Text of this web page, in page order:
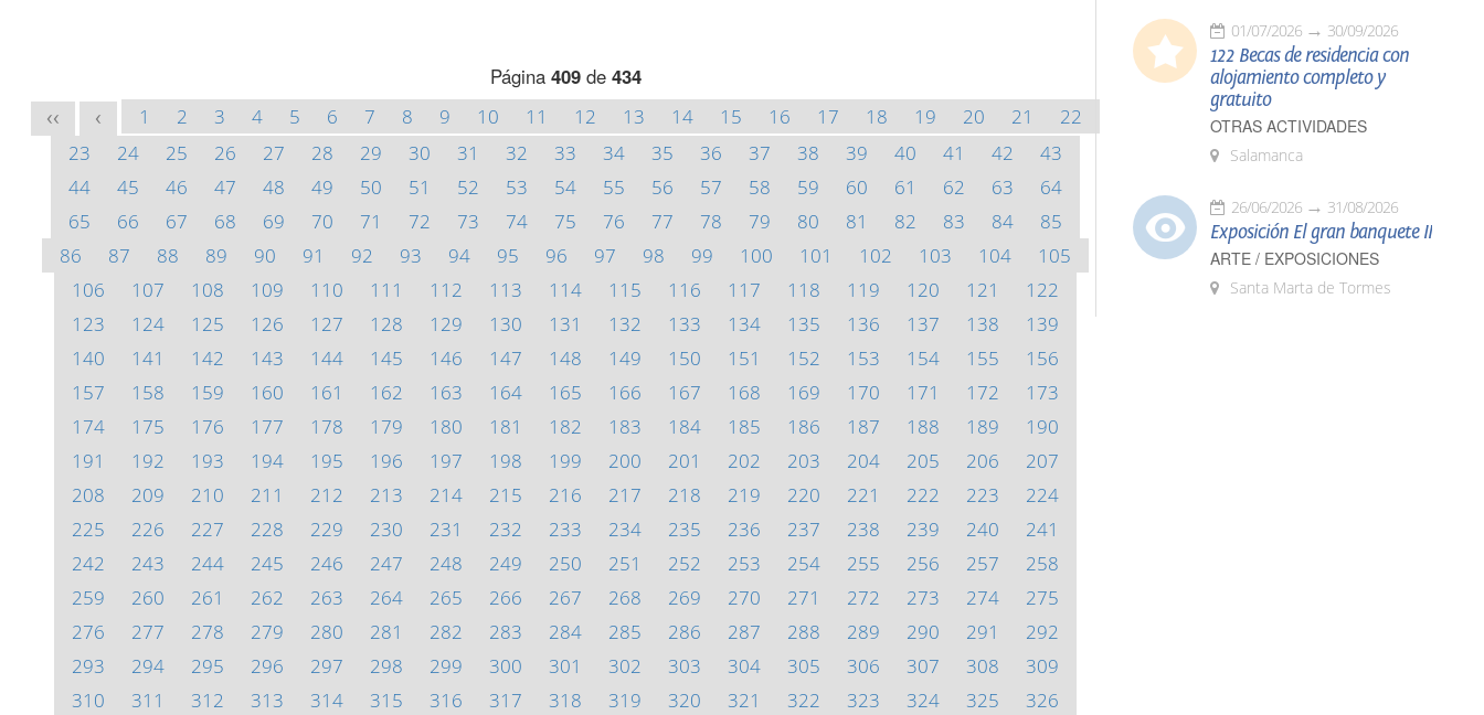
Página 409de 434
<< < 1 2 3 4 5 6 7 8 9 10 11 12 13 14 15 16 17 18 19 20 21
22
23
24 25 26 27 28 29 30 31 32 33 34 35 36 37 38 39 40 41 42
43
44
45 46 47 48 49 50 51 52 53 54 55 56 57 58 59 60 61 62 63
64
65
66 67 68 69 70 71 72 73 74 75 76 77 78 79 80 81 82 83 84
85
86
87 88 89 90 91 92 93 94 95 96 97 98 99 100 101 102 103 104
105
106
107 108 109 110 111 112 113 114 115 116 117 118 119 120 121
122
123
124 125 126 127 128 129 130 131 132 133 134 135 136 137 138
139
140
141 142 143 144 145 146 147 148 149 150 151 152 153 154 155
156
157
158 159 160 161 162 163 164 165 166 167 168 169 170 171 172
173
174
175 176 177 178 179 180 181 182 183 184 185 186 187 188 189
190
191
192 193 194 195 196 197 198 199 200 201 202 203 204 205 206
207
208
209 210 211 212 213 214 215 216 217 218 219 220 221 222 223
224
225
226 227 228 229 230 231 232 233 234 235 236 237 238 239 240
241
242
243 244 245 246 247 248 249 250 251 252 253 254 255 256 257
258
259
260 261 262 263 264 265 266 267 268 269 270 271 272 273 274
275
276
277 278 279 280 281 282 283 284 285 286 287 288 289 290 291
292
293
294 295 296 297 298 299 300 301 302 303 304 305 306 307 308
309
310
311 312 313 314 315 316 317 318 319 320 321 322 323 324 325 326
01/07/2026 30/09/2026
122 Becas de residencia con
alojamiento completo y
gratuito
OTRAS ACTIVIDADES
Salamanca
26/06/2026 31/08/2026
Exposición El gran banquete II
ARTE / EXPOSICIONES
Santa Marta de Tormes